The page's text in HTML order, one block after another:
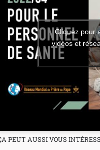
Cliquez pour
vidéos et
PEUT AUSSI VOUS